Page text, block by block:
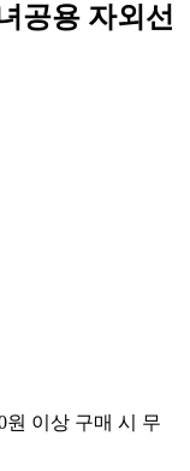
공용 자외선
원 이상 구매 시 무